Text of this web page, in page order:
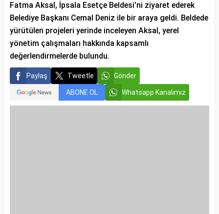
Fatma Aksal, İpsala Esetçe Beldesi’ni ziyaret ederek
Belediye Başkanı Cemal Deniz ile bir araya geldi. Beldede
yürütülen projeleri yerinde inceleyen Aksal, yerel
yönetim çalışmaları hakkında kapsamlı
değerlendirmelerde bulundu.
Paylaş Tweetle Gönder
ABONE OL Whatsapp Kanalımız